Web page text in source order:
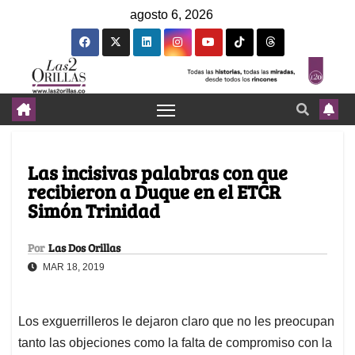
agosto 6, 2026
Las incisivas palabras con que
recibieron a Duque en el ETCR
Simón Trinidad
Por Las Dos Orillas
MAR 18, 2019
Los exguerrilleros le dejaron claro que no les preocupan
tanto las objeciones como la falta de compromiso con la